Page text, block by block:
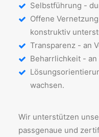
Selbstführung -
Offene
konstruktiv
Transparenz - an
Beharrlichkeit -
wachsen.
Wir unterstützen
passgenaue und